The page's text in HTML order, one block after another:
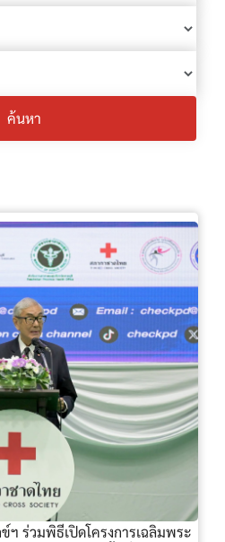
ค้นหา
ฯ ร่วมพิธีเปิดโครงการเฉลิมพระ